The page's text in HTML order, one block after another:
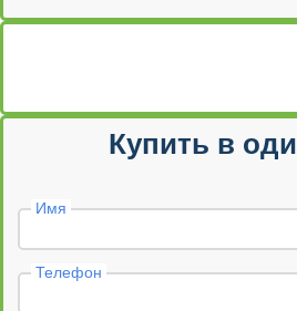
Купить в
Имя
Телефон